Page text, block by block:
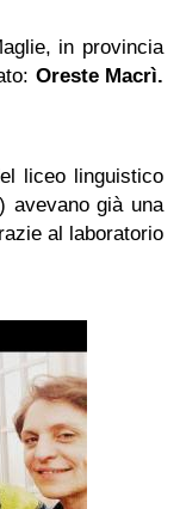
in provincia
Oreste Macrì.
liceo linguistico
avevano già una
al laboratorio